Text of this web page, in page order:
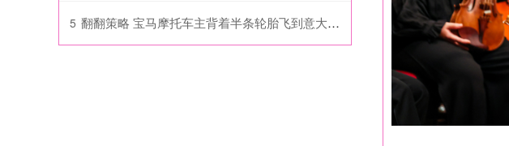
5 翻翻策略 宝马摩托车主背着半条轮胎飞到意大利维权：我只要一个公平